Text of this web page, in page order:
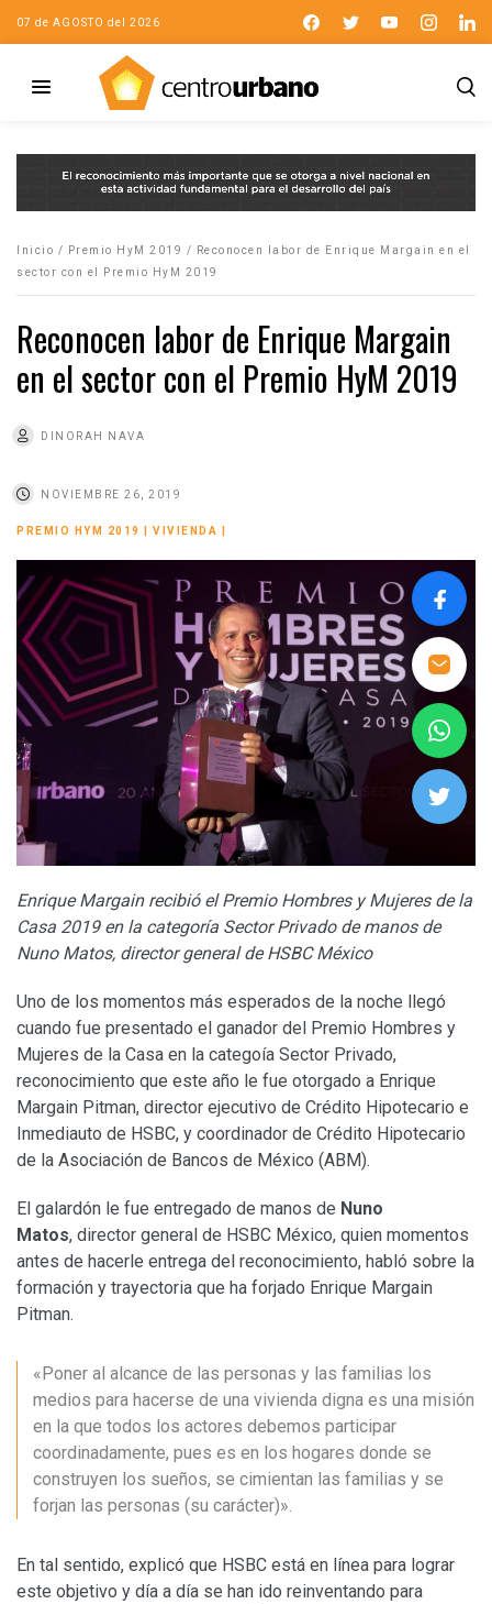
07 de AGOSTO del 2026
Inicio / Premio HyM 2019 /
Reconocen labor de Enrique Margain en el
sector con el Premio HyM 2019
Reconocen labor de Enrique Margain
en el sector con el Premio HyM 2019
DINORAH NAVA
NOVIEMBRE 26, 2019
PREMIO HYM 2019 VIVIENDA
Enrique Margain recibió el Premio Hombres y Mujeres de la
Casa 2019 en la categoría Sector Privado de manos de
Nuno Matos, director general de HSBC México
Uno de los momentos más esperados de la noche llegó
cuando fue presentado el ganador del Premio Hombres y
Mujeres de la Casa en la categoía Sector Privado,
reconocimiento que este año le fue otorgado a Enrique
Margain Pitman, director ejecutivo de Crédito Hipotecario e
Inmediauto de HSBC, y coordinador de Crédito Hipotecario
de la Asociación de Bancos de México (ABM).
El galardón le fue entregado de manos de Nuno
Matos, director general de HSBC México, quien momentos
antes de hacerle entrega del reconocimiento, habló sobre la
formación y trayectoria que ha forjado Enrique Margain
Pitman.
«Poner al alcance de las personas y las familias los
medios para hacerse de una vivienda digna es una misión
en la que todos los actores debemos participar
coordinadamente, pues es en los hogares donde se
construyen los sueños, se cimientan las familias y se
forjan las personas (su carácter)».
En tal sentido, explicó que HSBC está en línea para lograr
este objetivo y día a día se han ido reinventando para